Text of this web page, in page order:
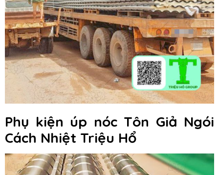
Phụ kiện úp nóc Tôn Giả Ngói
Cách Nhiệt Triệu Hổ